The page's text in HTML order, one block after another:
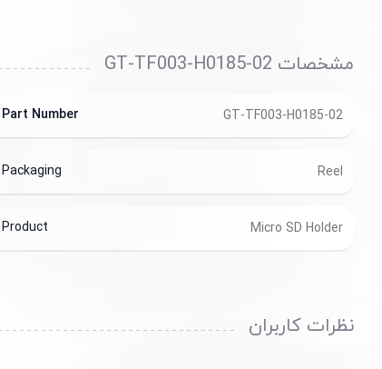
مشخصات GT-TF003-H0185-02
GT-TF003-H0185-02
Part Number
Reel
Packaging
Micro SD Holder
Product
نظرات کاربران